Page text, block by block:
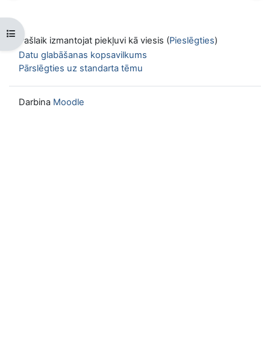
Atvērt kursu indeksu
Pašlaik izmantojat piekļuvi kā viesis (Pieslēgties)
Datu glabāšanas kopsavilkums
Pārslēgties uz standarta tēmu
Darbina Moodle